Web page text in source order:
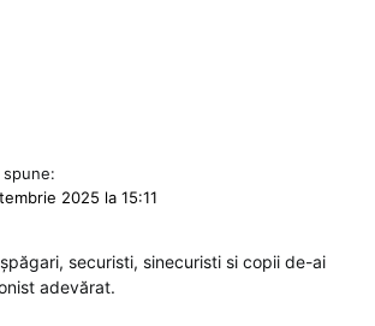
spune:
2025 la 15:11
securisti, sinecuristi si copii de-ai
adevărat.